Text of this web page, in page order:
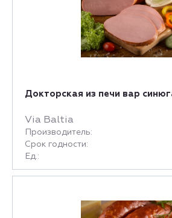
Докторская из печи вар
Via Baltia
Производитель:
Срок годности:
Ед.: